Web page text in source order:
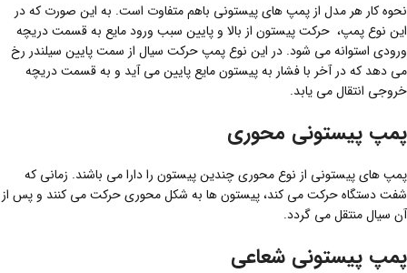
نحوه کار هر مدل از پمپ های پیستونی باهم متفاوت است. به این صورت که در
این نوع پمپ، حرکت پیستون از بالا و‌ پایین سبب ورود مایع به قسمت دریچه
ورودی استوانه می شود. در این نوع پمپ حرکت سیال از سمت پایین سیلندر رخ
می دهد که در آخر با فشار به پیستون مایع پایین می آید و به قسمت دریچه
خروجی انتقال می یابد.
پمپ پیستونی محوری
پمپ های پیستونی از نوع محوری چندین پیستون را دارا می باشند. زمانی که
شفت دستگاه حرکت می کند، پیستون ها به شکل محوری حرکت می کنند و پس از
آن سیال منتقل می گردد.
پمپ پیستونی شعاعی